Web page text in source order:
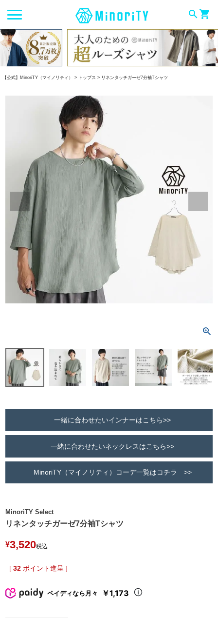
searchshopping_cart
【公式】MinoriTY（マイノリティ） トップス リネンタッチガーゼ7分袖Tシャツ
一緒に合わせたいインナーはこちら>>
一緒に合わせたいネックレスはこちら>>
MinoriTY（マイノリティ）コーデ一覧はコチラ >>
MinoriTY Select
リネンタッチガーゼ7分袖Tシャツ
¥3,520税込
[ 32 ポイント進呈 ]
ペイディなら月々 ￥1,173